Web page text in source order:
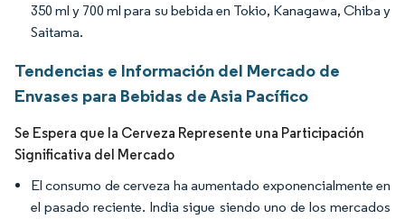
350 ml y 700 ml para su bebida en Tokio, Kanagawa, Chiba y
Saitama.
Tendencias e Información del Mercado de
Envases para Bebidas de Asia Pacífico
Se Espera que la Cerveza Represente una Participación
Significativa del Mercado
El consumo de cerveza ha aumentado exponencialmente en
el pasado reciente. India sigue siendo uno de los mercados